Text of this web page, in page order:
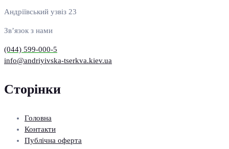
Андріївський узвіз 23
Зв’язок з нами
(044) 599-000-5
info@andriyivska-tserkva.kiev.ua
Сторінки
Головна
Контакти
Публічна оферта